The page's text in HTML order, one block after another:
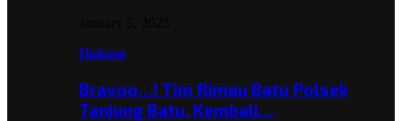
Hukum
Bravoo…! Tim Rimau Batu Polsek
Tanjung Batu, Kembali…